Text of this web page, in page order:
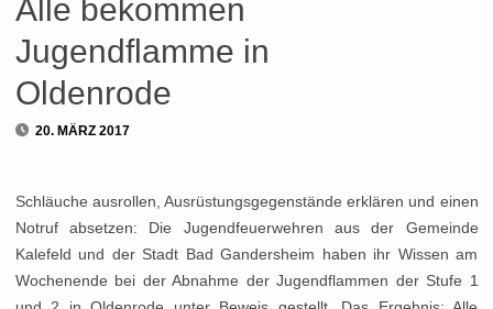
Alle bekommen
Jugendflamme in
Oldenrode
20. MÄRZ 2017
Schläuche ausrollen, Ausrüstungsgegenstände erklären und einen
Notruf absetzen: Die Jugendfeuerwehren aus der Gemeinde
Kalefeld und der Stadt Bad Gandersheim haben ihr Wissen am
Wochenende bei der Abnahme der Jugendflammen der Stufe 1